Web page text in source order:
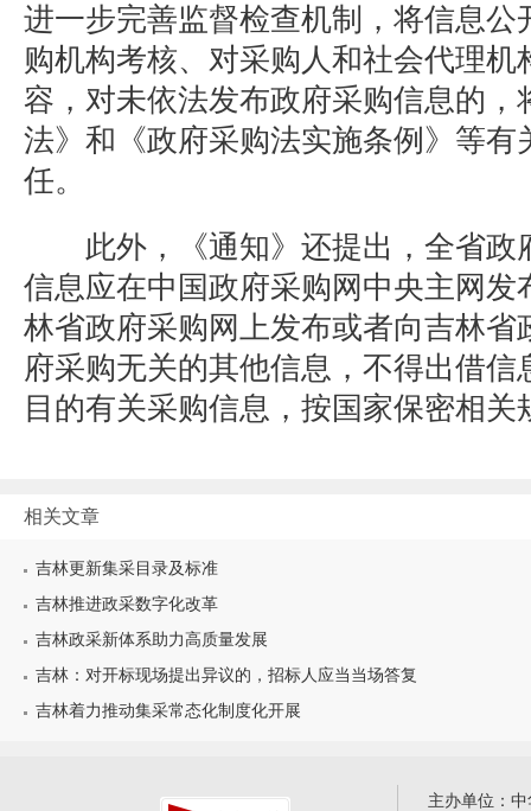
进一步完善监督检查机制，将信息公
购机构考核、对采购人和社会代理机
容，对未依法发布政府采购信息的，
法》和《政府采购法实施条例》等有
任。
此外，《通知》还提出，全省政
信息应在中国政府采购网中央主网发
林省政府采购网上发布或者向吉林省
府采购无关的其他信息，不得出借信
目的有关采购信息，按国家保密相
相关文章
吉林更新集采目录及标准
吉林推进政采数字化改革
吉林政采新体系助力高质量发展
吉林：对开标现场提出异议的，招标人应当当场答复
吉林着力推动集采常态化制度化开展
主办单位：